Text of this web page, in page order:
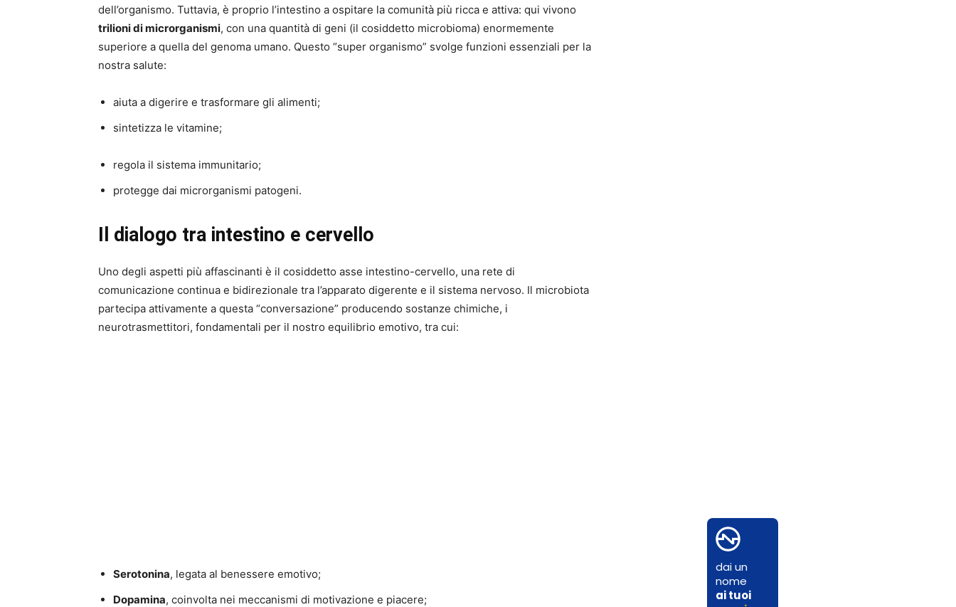
dell’organismo. Tuttavia, è proprio l’intestino a ospitare la comunità più ricca e attiva: qui vivono
trilioni di microrganismi, con una quantità di geni (il cosiddetto microbioma) enormemente
superiore a quella del genoma umano. Questo “super organismo” svolge funzioni essenziali per la
nostra salute:
aiuta a digerire e trasformare gli alimenti;
sintetizza le vitamine;
regola il sistema immunitario;
protegge dai microrganismi patogeni.
Il dialogo tra intestino e cervello
Uno degli aspetti più affascinanti è il cosiddetto asse intestino-cervello, una rete di
comunicazione continua e bidirezionale tra l’apparato digerente e il sistema nervoso. Il microbiota
partecipa attivamente a questa “conversazione” producendo sostanze chimiche, i
neurotrasmettitori, fondamentali per il nostro equilibrio emotivo, tra cui:
Serotonina, legata al benessere emotivo;
Dopamina, coinvolta nei meccanismi di motivazione e piacere;